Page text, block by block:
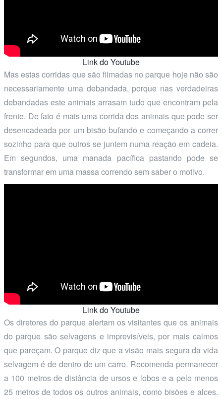
Link do Youtube
Mas estas corridas que são filmadas no parque hoje não são
necessariamente uma debandada, porque nas verdadeiras
debandadas este animais arrasam tudo que encontram pela
frente. De fato é mais uma corrida dos animais que pode ser
desencadeada por um bisão bufando e começando a correr
sozinho para que outros se juntem numa reação em cadeia.
Em segundos, uma manada pacífica pastando pode se
transformar em uma massa correndo sem saber o motivo.
Link do Youtube
Os diretores do parque alertam os visitantes que os animais
do parque são selvagens e imprevisíveis, por mais calmos
que pareçam. O parque diz que a visão mais segura da vida
selvagem é de dentro de um carro. Recomenda permanecer
a 100 metros de distância de ursos e lobos e a pelo menos
25 metros de todos os outros animais, como bisões e alces.